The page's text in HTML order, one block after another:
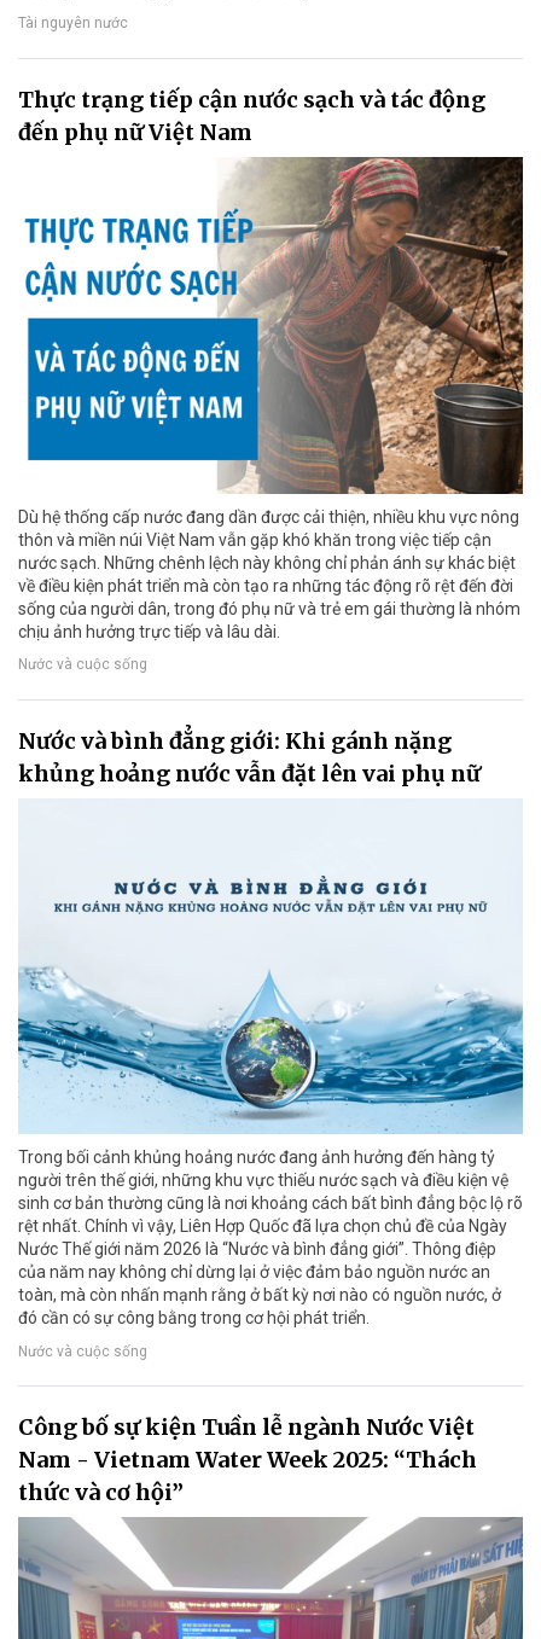
Tài nguyên nước
Thực trạng tiếp cận nước sạch và tác động
đến phụ nữ Việt Nam
Dù hệ thống cấp nước đang dần được cải thiện, nhiều khu vực nông
thôn và miền núi Việt Nam vẫn gặp khó khăn trong việc tiếp cận
nước sạch. Những chênh lệch này không chỉ phản ánh sự khác biệt
về điều kiện phát triển mà còn tạo ra những tác động rõ rệt đến đời
sống của người dân, trong đó phụ nữ và trẻ em gái thường là nhóm
chịu ảnh hưởng trực tiếp và lâu dài.
Nước và cuộc sống
Nước và bình đẳng giới: Khi gánh nặng
khủng hoảng nước vẫn đặt lên vai phụ nữ
Trong bối cảnh khủng hoảng nước đang ảnh hưởng đến hàng tỷ
người trên thế giới, những khu vực thiếu nước sạch và điều kiện vệ
sinh cơ bản thường cũng là nơi khoảng cách bất bình đẳng bộc lộ rõ
rệt nhất. Chính vì vậy, Liên Hợp Quốc đã lựa chọn chủ đề của Ngày
Nước Thế giới năm 2026 là “Nước và bình đẳng giới”. Thông điệp
của năm nay không chỉ dừng lại ở việc đảm bảo nguồn nước an
toàn, mà còn nhấn mạnh rằng ở bất kỳ nơi nào có nguồn nước, ở
đó cần có sự công bằng trong cơ hội phát triển.
Nước và cuộc sống
Công bố sự kiện Tuần lễ ngành Nước Việt
Nam - Vietnam Water Week 2025: “Thách
thức và cơ hội”